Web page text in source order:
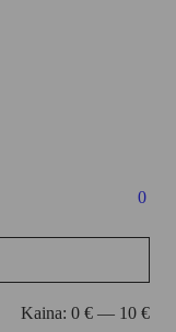
0
Kaina: 0 € — 10 €